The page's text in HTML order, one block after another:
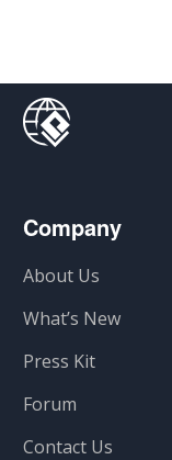
Company
About Us
What’s New
Press Kit
Forum
Contact Us